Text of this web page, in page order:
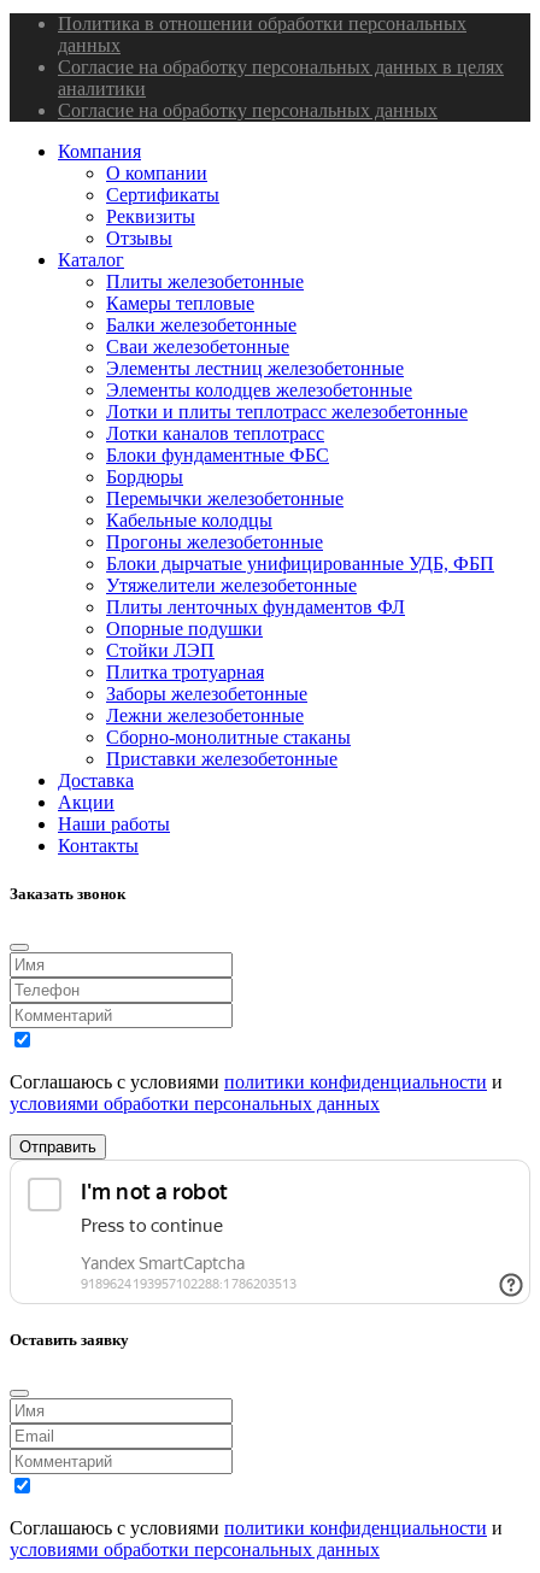
Политика в отношении обработки персональных
данных
Согласие на обработку персональных данных в целях
аналитики
Согласие на обработку персональных данных
Компания
О компании
Сертификаты
Реквизиты
Отзывы
Каталог
Плиты железобетонные
Камеры тепловые
Балки железобетонные
Сваи железобетонные
Элементы лестниц железобетонные
Элементы колодцев железобетонные
Лотки и плиты теплотрасс железобетонные
Лотки каналов теплотрасс
Блоки фундаментные ФБС
Бордюры
Перемычки железобетонные
Кабельные колодцы
Прогоны железобетонные
Блоки дырчатые унифицированные УДБ, ФБП
Утяжелители железобетонные
Плиты ленточных фундаментов ФЛ
Опорные подушки
Стойки ЛЭП
Плитка тротуарная
Заборы железобетонные
Лежни железобетонные
Сборно-монолитные стаканы
Приставки железобетонные
Доставка
Акции
Наши работы
Контакты
Заказать звонок
Соглашаюсь с условиями политики конфиденциальности и
условиями обработки персональных данных
Отправить
Оставить заявку
Соглашаюсь с условиями политики конфиденциальности и
условиями обработки персональных данных